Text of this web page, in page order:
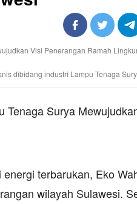
dibidang industri Lampu Tenaga
terbarukan, Eko
wilayah Sulawesi.